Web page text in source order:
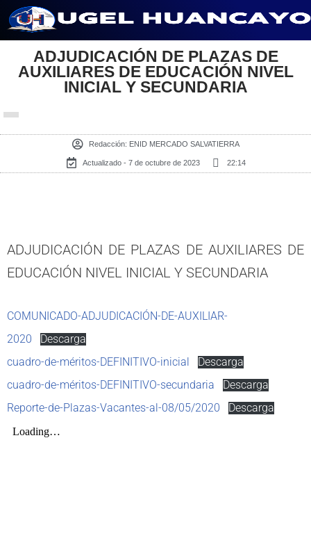
contenido
ADJUDICACIÓN DE PLAZAS DE
AUXILIARES DE EDUCACIÓN NIVEL
INICIAL Y SECUNDARIA
Redacción: ENID MERCADO SALVATIERRA
Actualizado - 7 de octubre de 2023 22:14
ADJUDICACIÓN DE PLAZAS DE AUXILIARES DE
EDUCACIÓN NIVEL INICIAL Y SECUNDARIA
COMUNICADO-ADJUDICACIÓN-DE-AUXILIAR-
2020
Descarga
cuadro-de-méritos-DEFINITIVO-inicial
Descarga
cuadro-de-méritos-DEFINITIVO-secundaria
Descarga
Reporte-de-Plazas-Vacantes-al-08/05/2020
Descarga